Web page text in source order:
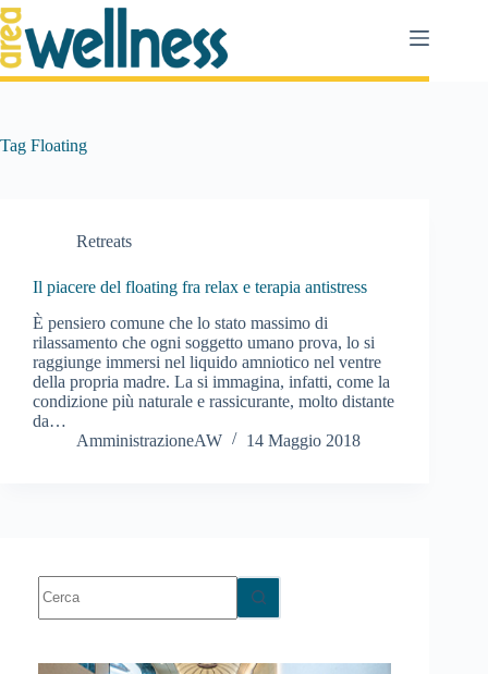
Salta
al
contenuto
Tag Floating
Retreats
Il piacere del floating fra relax e terapia antistress
È pensiero comune che lo stato massimo di
rilassamento che ogni soggetto umano prova, lo si
raggiunge immersi nel liquido amniotico nel ventre
della propria madre. La si immagina, infatti, come la
condizione più naturale e rassicurante, molto distante
da…
AmministrazioneAW
14 Maggio 2018
risultato